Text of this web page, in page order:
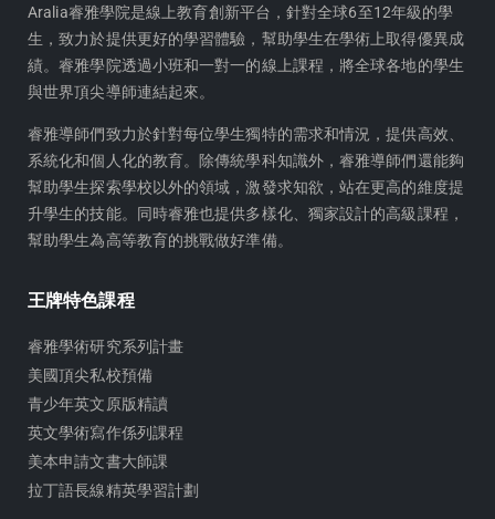
e
a
d
s
t
a
g
r
a
m
Aralia睿雅學院是線上教育創新平台，針對全球6至12年級的學
生，致力於提供更好的學習體驗，幫助學生在學術上取得優異成
績。睿雅學院透過小班和一對一的線上課程，將全球各地的學生
與世界頂尖導師連結起來。
睿雅導師們致力於針對每位學生獨特的需求和情況，提供高效、
系統化和個人化的教育。除傳統學科知識外，睿雅導師們還能夠
幫助學生探索學校以外的領域，激發求知欲，站在更高的維度提
升學生的技能。同時睿雅也提供多樣化、獨家設計的高級課程，
幫助學生為高等教育的挑戰做好準備。
王牌特色課程
睿雅學術研究系列計畫
美國頂尖私校預備
青少年英文原版精讀
英文學術寫作係列課程
美本申請文書大師課
拉丁語長線精英學習計劃